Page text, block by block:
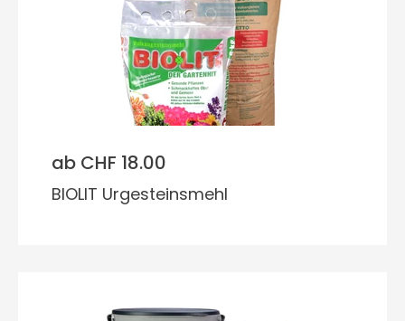
ab CHF 18.00
BIOLIT Urgesteinsmehl